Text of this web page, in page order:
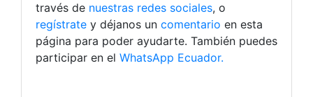
través de nuestras redes sociales, o
regístrate y déjanos un comentario en esta
página para poder ayudarte. También puedes
participar en el WhatsApp Ecuador.